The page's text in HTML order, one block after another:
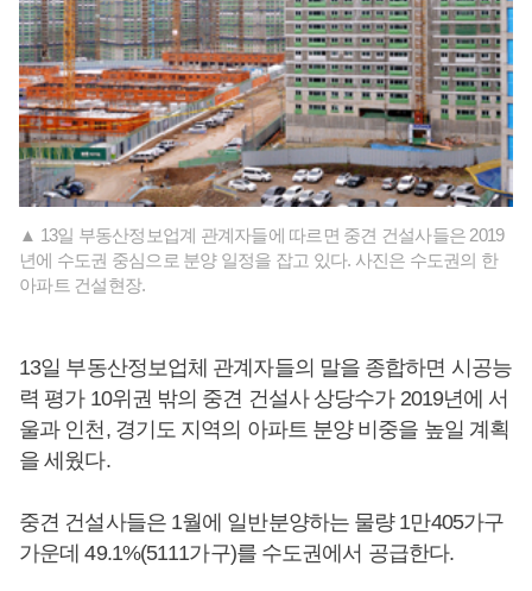
▲ 13일 부동산정보업계 관계자들에 따르면 중견 건설사들은 2019
년에 수도권 중심으로 분양 일정을 잡고 있다. 사진은 수도권의 한
아파트 건설현장.
13일 부동산정보업체 관계자들의 말을 종합하면 시공능
력 평가 10위권 밖의 중견 건설사 상당수가 2019년에 서
울과 인천, 경기도 지역의 아파트 분양 비중을 높일 계획
을 세웠다.
중견 건설사들은 1월에 일반분양하는 물량 1만405가구
가운데 49.1%(5111가구)를 수도권에서 공급한다.